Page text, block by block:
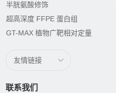
半胱氨酸修饰
超高深度 FFPE 蛋白组
GT-MAX 植物广靶相对定量
友情链接
联系我们